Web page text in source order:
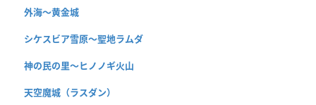
外海〜黄金城
シケスビア雪原〜聖地ラムダ
神の民の里〜ヒノノギ火山
天空魔城（ラスダン）